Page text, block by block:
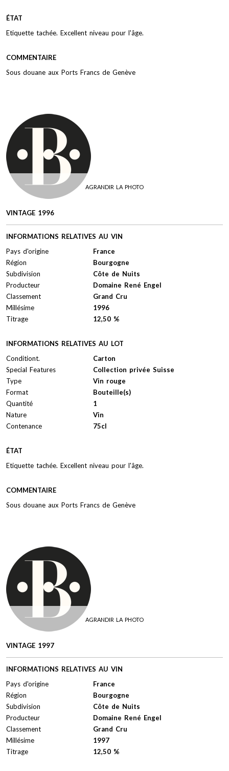
ÉTAT
Etiquette tachée. Excellent niveau pour l'âge.
COMMENTAIRE
Sous douane aux Ports Francs de Genève
AGRANDIR LA PHOTO
VINTAGE 1996
INFORMATIONS RELATIVES AU VIN
Pays d'origine
France
Région
Bourgogne
Subdivision
Côte de Nuits
Producteur
Domaine René Engel
Classement
Grand Cru
Millésime
1996
Titrage
12,50 %
INFORMATIONS RELATIVES AU LOT
Conditiont.
Carton
Special Features
Collection privée Suisse
Type
Vin rouge
Format
Bouteille(s)
Quantité
1
Nature
Vin
Contenance
75cl
ÉTAT
Etiquette tachée. Excellent niveau pour l'âge.
COMMENTAIRE
Sous douane aux Ports Francs de Genève
AGRANDIR LA PHOTO
VINTAGE 1997
INFORMATIONS RELATIVES AU VIN
Pays d'origine
France
Région
Bourgogne
Subdivision
Côte de Nuits
Producteur
Domaine René Engel
Classement
Grand Cru
Millésime
1997
Titrage
12,50 %